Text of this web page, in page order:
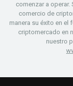
comenzar a operar.
comercio de
manera su éxito en el
criptomercado en
nuestro